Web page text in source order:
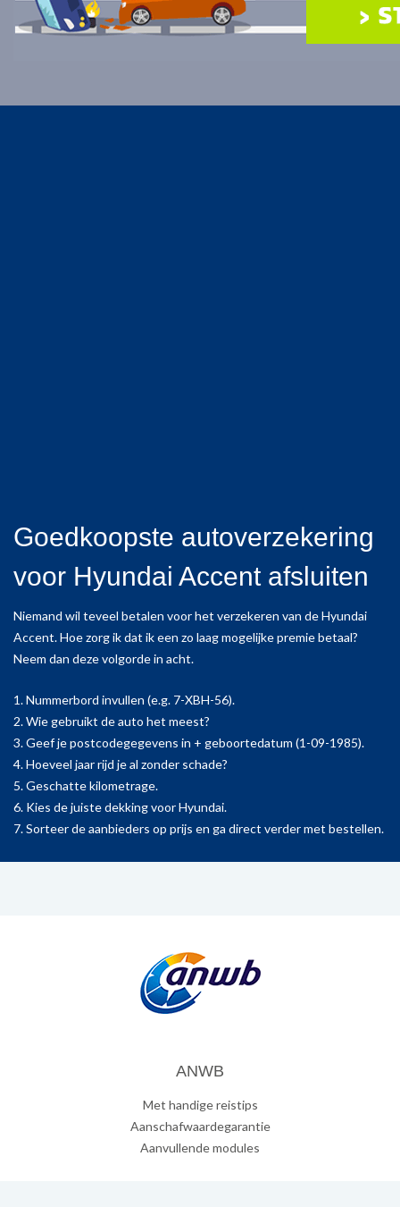
Goedkoopste autoverzekering
voor Hyundai Accent afsluiten
Niemand wil teveel betalen voor het verzekeren van de Hyundai
Accent. Hoe zorg ik dat ik een zo laag mogelijke premie betaal?
Neem dan deze volgorde in acht.
1. Nummerbord invullen (e.g. 7-XBH-56).
2. Wie gebruikt de auto het meest?
3. Geef je postcodegegevens in + geboortedatum (1-09-1985).
4. Hoeveel jaar rijd je al zonder schade?
5. Geschatte kilometrage.
6. Kies de juiste dekking voor Hyundai.
7. Sorteer de aanbieders op prijs en ga direct verder met bestellen.
ANWB
Met handige reistips
Aanschafwaardegarantie
Aanvullende modules